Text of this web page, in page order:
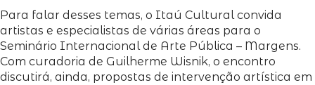
Para falar desses temas, o Itaú Cultural convida
artistas e especialistas de várias áreas para o
Seminário Internacional de Arte Pública – Margens.
Com curadoria de Guilherme Wisnik, o encontro
discutirá, ainda, propostas de intervenção artística em